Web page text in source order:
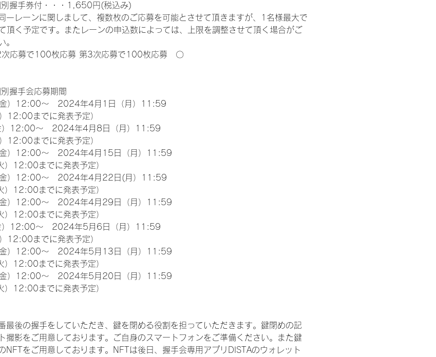
別握手券付・・・1,650円(税込み)
一レーンに関しまして、複数枚のご応募を可能とさせて頂きますが、1名様最大で
頂く予定です。またレーンの申込数によっては、上限を調整させて頂く場合がご
。
応募で100枚応募 第3次応募で100枚応募　〇
握手会応募期間
）12:00～　2024年4月1日（月）11:59
12:00までに発表予定）
）12:00～　2024年4月8日（月）11:59
12:00までに発表予定）
）12:00～　2024年4月15日（月）11:59
12:00までに発表予定）
）12:00～　2024年4月22日(月）11:59
12:00までに発表予定）
）12:00～　2024年4月29日（月）11:59
12:00までに発表予定）
）12:00～　2024年5月6日（月）11:59
12:00までに発表予定）
）12:00～　2024年5月13日（月）11:59
12:00までに発表予定）
）12:00～　2024年5月20日（月）11:59
12:00までに発表予定）
最後の握手をしていただき、鍵を閉める役割を担っていただきます。鍵閉めの記
撮影をご用意しております。ご自身のスマートフォンをご準備ください。また鍵
NFTをご用意しております。NFTは後日、握手会専用アプリDISTAのウォレット